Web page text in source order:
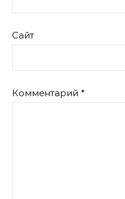
Сайт
Комментарий *